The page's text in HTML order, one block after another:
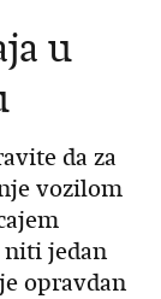
u
da za
vozilom
jedan
opravdan